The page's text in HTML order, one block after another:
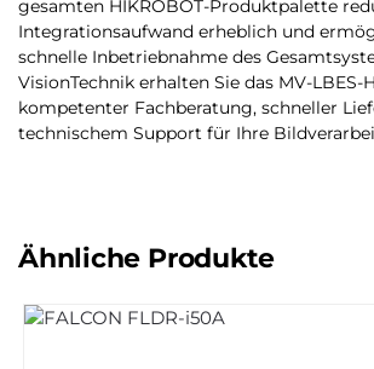
gesamten HIKROBOT-Produktpalette
Integrationsaufwand erheblich und
schnelle Inbetriebnahme des
VisionTechnik erhalten Sie das MV-LBES-
kompetenter Fachberatung, schneller
technischem Support für Ihre
Ähnliche Produkte